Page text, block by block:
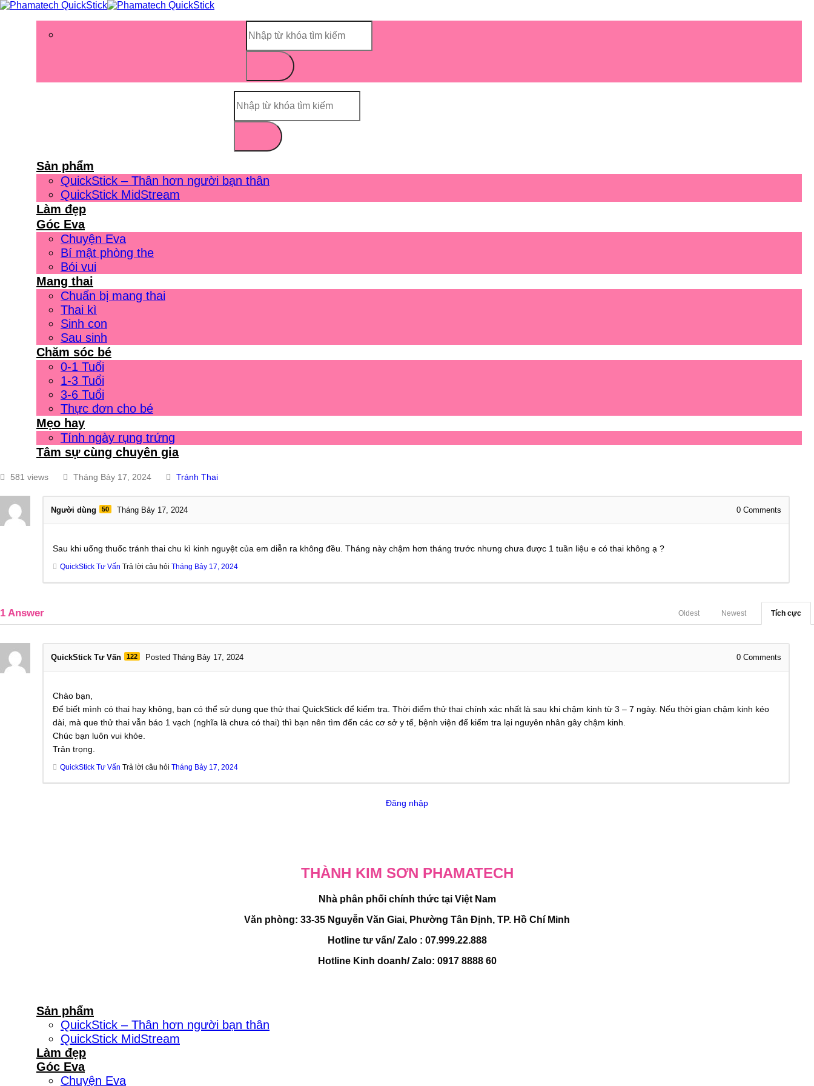
Sản phẩm
QuickStick – Thân hơn người bạn thân
QuickStick MidStream
Làm đẹp
Góc Eva
Chuyện Eva
Bí mật phòng the
Bói vui
Mang thai
Chuẩn bị mang thai
Thai kì
Sinh con
Sau sinh
Chăm sóc bé
0-1 Tuổi
1-3 Tuổi
3-6 Tuổi
Thực đơn cho bé
Mẹo hay
Tính ngày rụng trứng
Tâm sự cùng chuyên gia
581 views Tháng Bảy 17, 2024 Tránh Thai
Người dùng 50 Tháng Bảy 17, 2024 0 Comments
Sau khi uống thuốc tránh thai chu kì kinh nguyệt của em diễn ra không đều. Tháng này chậm hơn tháng trước nhưng chưa được 1 tuần liệu e có thai không ạ ?
QuickStick Tư Vấn Trả lời câu hỏi Tháng Bảy 17, 2024
1 Answer Tích cực
Newest
Oldest
QuickStick Tư Vấn 122 Posted Tháng Bảy 17, 2024 0 Comments
Chào bạn,
Để biết mình có thai hay không, bạn có thể sử dụng que thử thai QuickStick để kiểm tra. Thời điểm thử thai chính xác nhất là sau khi chậm kinh từ 3 – 7 ngày. Nếu thời gian chậm kinh kéo
dài, mà que thử thai vẫn báo 1 vạch (nghĩa là chưa có thai) thì bạn nên tìm đến các cơ sở y tế, bệnh viện để kiểm tra lại nguyên nhân gây chậm kinh.
Chúc bạn luôn vui khỏe.
Trân trọng.
QuickStick Tư Vấn Trả lời câu hỏi Tháng Bảy 17, 2024
Đăng nhập
THÀNH KIM SƠN PHAMATECH
Nhà phân phối chính thức tại Việt Nam
Văn phòng: 33-35 Nguyễn Văn Giai, Phường Tân Định, TP. Hồ Chí Minh
Hotline tư vấn/ Zalo : 07.999.22.888
Hotline Kinh doanh/ Zalo: 0917 8888 60
Sản phẩm
QuickStick – Thân hơn người bạn thân
QuickStick MidStream
Làm đẹp
Góc Eva
Chuyện Eva